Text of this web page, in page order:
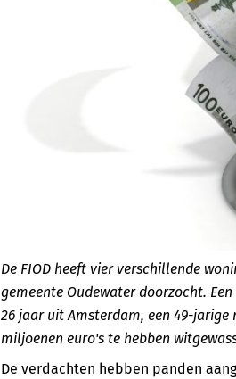
De FIOD heeft vier verschillende
gemeente Oudewater doorzocht.
26 jaar uit Amsterdam, een 49-
miljoenen euro's te hebben
De verdachten hebben panden